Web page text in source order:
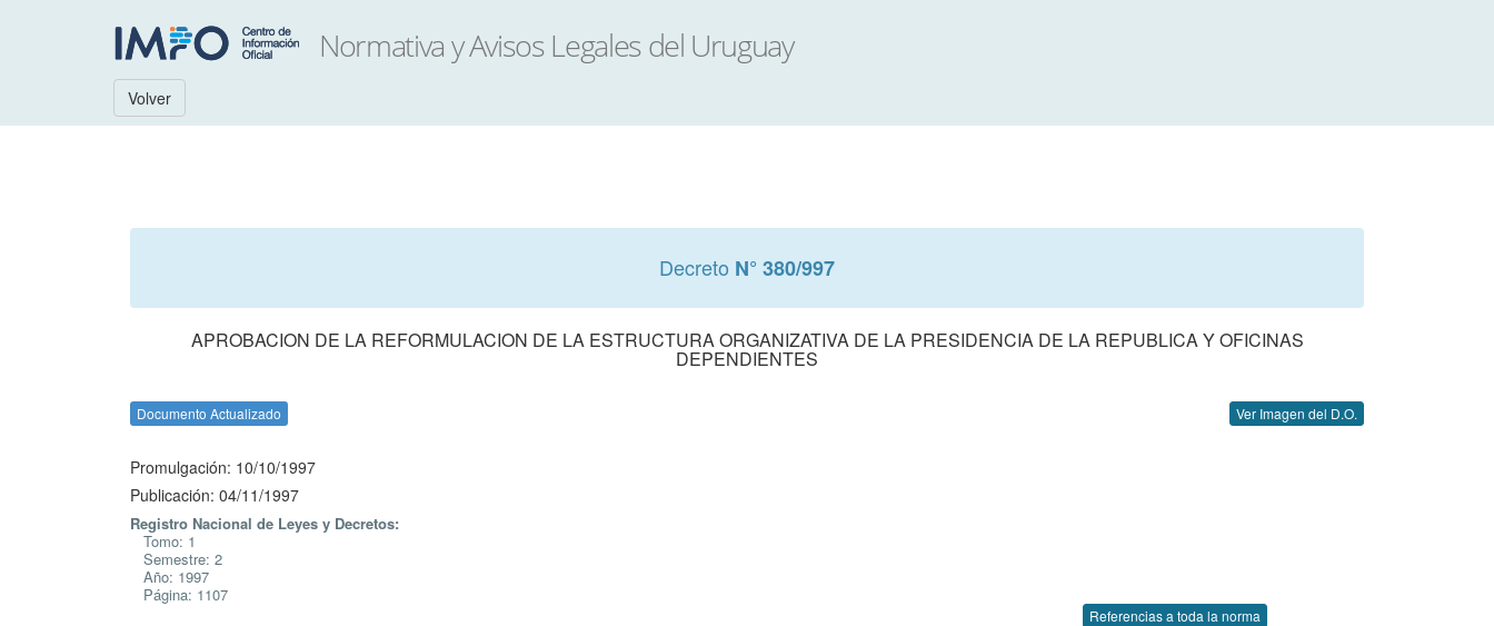
Volver
Decreto N° 380/997
APROBACION DE LA REFORMULACION DE LA ESTRUCTURA ORGANIZATIVA DE LA PRESIDENCIA DE LA REPUBLICA Y OFICINAS
DEPENDIENTES
Documento Actualizado Ver Imagen del D.O.
Promulgación: 10/10/1997
Publicación: 04/11/1997
Registro Nacional de Leyes y Decretos:
Tomo: 1
Semestre: 2
Año: 1997
Página: 1107
Referencias a toda la norma